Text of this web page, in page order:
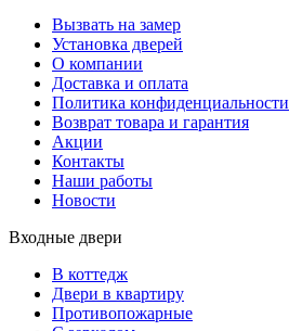
Вызвать на замер
Установка дверей
О компании
Доставка и оплата
Политика конфиденциальности
Возврат товара и гарантия
Акции
Контакты
Наши работы
Новости
Входные двери
В коттедж
Двери в квартиру
Противопожарные